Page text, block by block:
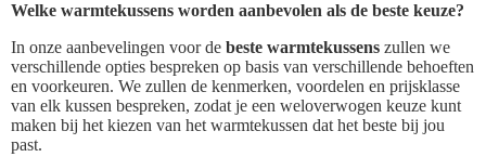
Welke warmtekussens worden aanbevolen als de beste keuze?
In onze aanbevelingen voor de beste warmtekussens zullen we
verschillende opties bespreken op basis van verschillende behoeften
en voorkeuren. We zullen de kenmerken, voordelen en prijsklasse
van elk kussen bespreken, zodat je een weloverwogen keuze kunt
maken bij het kiezen van het warmtekussen dat het beste bij jou
past.